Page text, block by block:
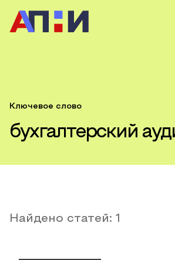
Ключевое слово
бухгалтерский
Найдено статей: 1